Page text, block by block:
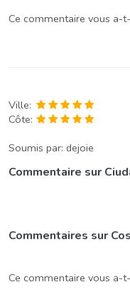
Ce commentaire vous a-
Ville:
Côte:
Soumis par: dejoie
Commentaire sur
Commentaires sur
Ce commentaire vous a-